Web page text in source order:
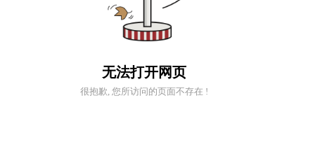
无法打开网页
很抱歉, 您所访问的页面不存在 !